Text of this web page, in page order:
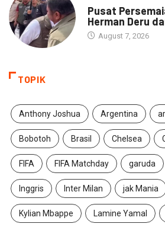
Pusat
Herman Deru
August 7, 2026
TOPIK
Anthony Joshua Argentina
Bobotoh Brasil Chelsea
FIFA FIFA Matchday garuda
Inggris Inter Milan jak Mania
Kylian Mbappe Lamine Yamal